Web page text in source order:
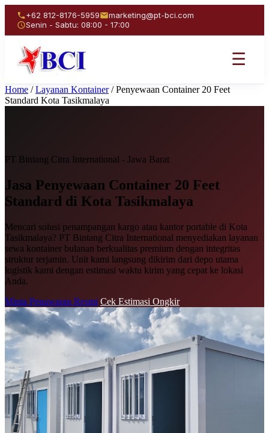
+62 812-8176-5959
marketing@pt-bci.com
Senin - Sabtu: 08:00 - 17:00
☰
Home / Layanan Kontainer / Penyewaan Container 20 Feet
Standard Kota Tasikmalaya
PT Bintang Citra International - Jawa Barat
Jasa Penyewaan Container 20 Feet
Standard di Kota Tasikmalaya
Mencari solusi penampangan kargo atau kantor portable di Kota
Tasikmalaya? PT Bintang Citra International menyediakan layanan
sewa kontainer bulanan berkualitas premium dengan integritas
struktur terjamin. Unit kami langsung dikirim dari depo utama
logistik kami dengan estimasi waktu kirim yang cepat ke lokasi
Anda.
Minta Penawaran Resmi Cek Estimasi Ongkir